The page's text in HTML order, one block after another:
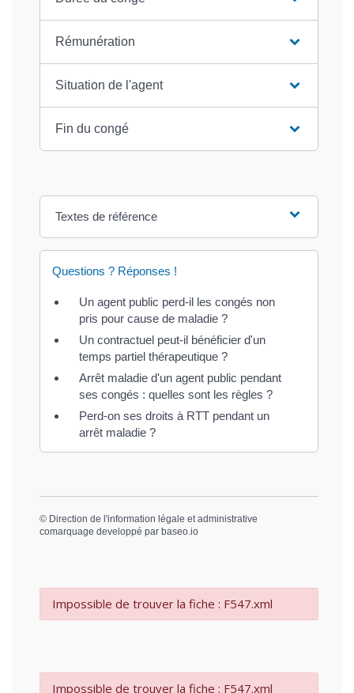
Rémunération
Situation de l'agent
Fin du congé
Textes de référence
Questions ? Réponses !
Un agent public perd-il les congés non
pris pour cause de maladie ?
Un contractuel peut-il bénéficier d'un
temps partiel thérapeutique ?
Arrêt maladie d'un agent public pendant
ses congés : quelles sont les règles ?
Perd-on ses droits à RTT pendant un
arrêt maladie ?
© Direction de l'information légale et administrative
comarquage developpé par baseo.io
Impossible de trouver la fiche : F547.xml
Impossible de trouver la fiche : F547.xml